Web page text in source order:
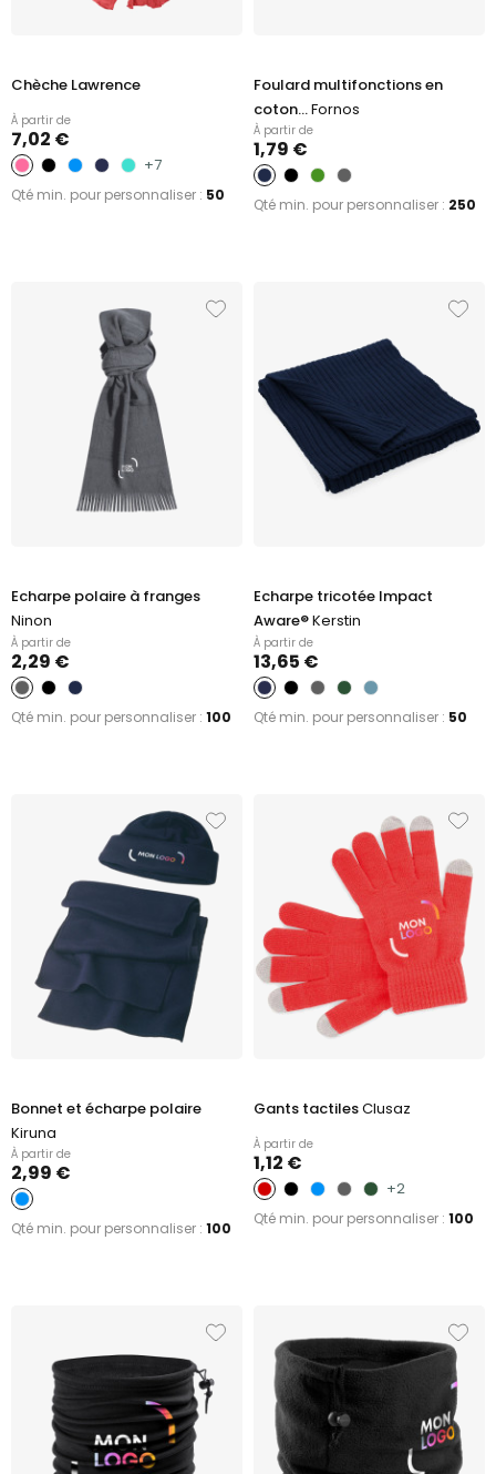
Chèche Lawrence
À partir de
7,02 €
+7
Qté min. pour personnaliser : 50
Foulard multifonctions en
coton...Fornos
À partir de
1,79 €
Qté min. pour personnaliser : 250
Echarpe polaire à franges
Ninon
À partir de
2,29 €
Qté min. pour personnaliser : 100
Echarpe tricotée Impact
Aware®Kerstin
À partir de
13,65 €
Qté min. pour personnaliser : 50
Bonnet et écharpe polaire
Kiruna
À partir de
2,99 €
Qté min. pour personnaliser : 100
Gants tactilesClusaz
À partir de
1,12 €
+2
Qté min. pour personnaliser : 100